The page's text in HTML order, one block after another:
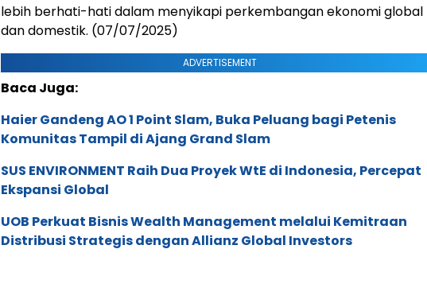
lebih berhati-hati dalam menyikapi perkembangan ekonomi global
dan domestik. (07/07/2025)
ADVERTISEMENT
Baca Juga:
Haier Gandeng AO 1 Point Slam, Buka Peluang bagi Petenis
Komunitas Tampil di Ajang Grand Slam
SUS ENVIRONMENT Raih Dua Proyek WtE di Indonesia, Percepat
Ekspansi Global
UOB Perkuat Bisnis Wealth Management melalui Kemitraan
Distribusi Strategis dengan Allianz Global Investors